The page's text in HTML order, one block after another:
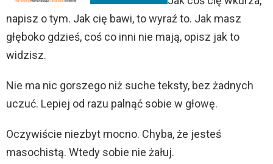
napisz o tym. Jak cię bawi, to wyraź to. Jak masz
głęboko gdzieś, coś co inni nie mają, opisz jak to
widzisz.
Nie ma nic gorszego niż suche teksty, bez żadnych
uczuć. Lepiej od razu palnąć sobie w głowę.
Oczywiście niezbyt mocno. Chyba, że jesteś
masochistą. Wtedy sobie nie żałuj.